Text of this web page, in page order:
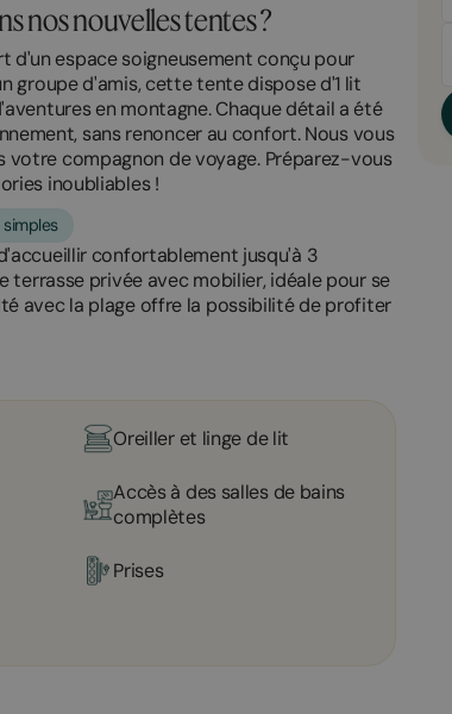
nos nouvelles tentes ?
d'un espace soigneusement conçu pour
groupe d'amis, cette tente dispose d'1 lit
en montagne. Chaque détail a été
sans renoncer au confort. Nous vous
votre compagnon de voyage. Préparez-vous
inoubliables !
simples
confortablement jusqu'à 3
terrasse privée avec mobilier, idéale pour se
avec la plage offre la possibilité de profiter
Oreiller et linge de lit
Accès à des salles de bains
complètes
Prises